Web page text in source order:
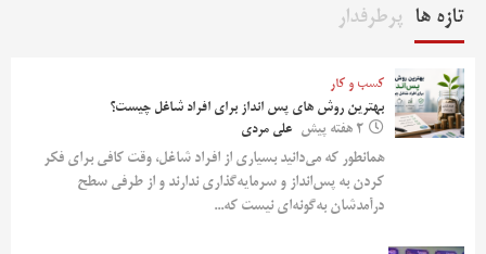
تازه ها پرطرفدار
کسب و کار
بهترین روش‌ های پس‌ انداز برای افراد شاغل چیست؟
2 هفته پیش
علی مردی
همانطور که می‌دانید بسیاری از افراد شاغل، وقت کافی برای فکر
کردن به پس‌انداز و سرمایه‌گذاری ندارند و از طرفی سطح
درآمدشان به‌گونه‌ای نیست که...